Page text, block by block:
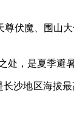
伏魔、围山
，是夏季避暑
沙地区海拔